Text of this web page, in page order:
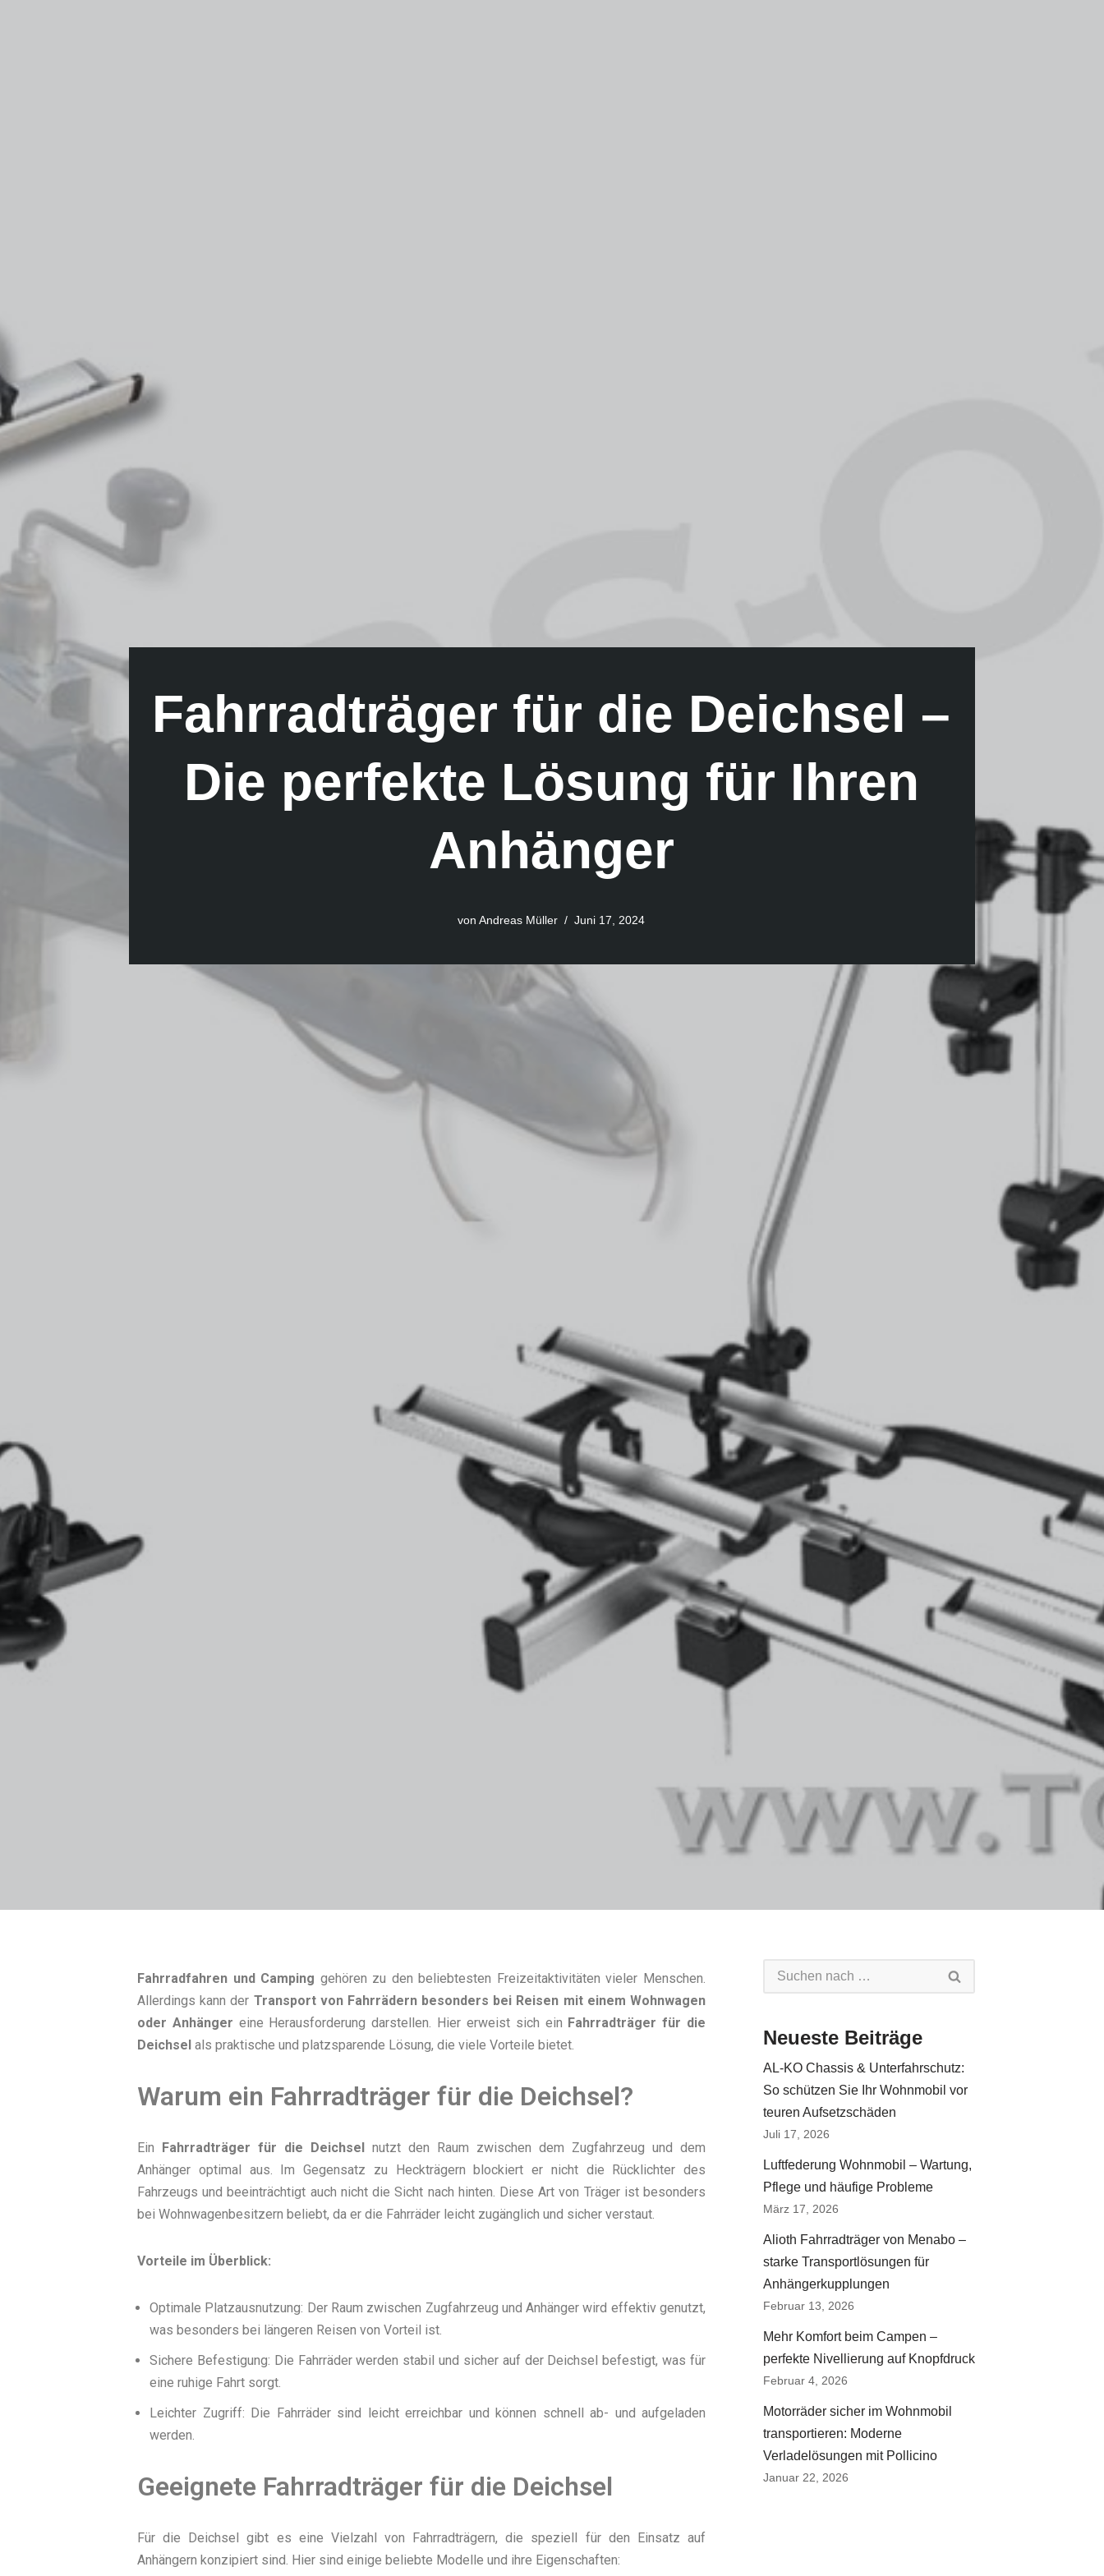
Fahrradträger für die Deichsel –
Die perfekte Lösung für Ihren
Anhänger
von Andreas Müller Juni 17, 2024
Fahrradfahren und Camping gehören zu den beliebtesten Freizeitaktivitäten vieler Menschen.
Allerdings kann der Transport von Fahrrädern besonders bei Reisen mit einem Wohnwagen
oder Anhänger eine Herausforderung darstellen. Hier erweist sich ein Fahrradträger für die
Deichsel als praktische und platzsparende Lösung, die viele Vorteile bietet.
Warum ein Fahrradträger für die Deichsel?
Ein Fahrradträger für die Deichsel nutzt den Raum zwischen dem Zugfahrzeug und dem
Anhänger optimal aus. Im Gegensatz zu Heckträgern blockiert er nicht die Rücklichter des
Fahrzeugs und beeinträchtigt auch nicht die Sicht nach hinten. Diese Art von Träger ist besonders
bei Wohnwagenbesitzern beliebt, da er die Fahrräder leicht zugänglich und sicher verstaut.
Vorteile im Überblick:
Optimale Platzausnutzung: Der Raum zwischen Zugfahrzeug und Anhänger wird effektiv genutzt,
was besonders bei längeren Reisen von Vorteil ist.
Sichere Befestigung: Die Fahrräder werden stabil und sicher auf der Deichsel befestigt, was für
eine ruhige Fahrt sorgt.
Leichter Zugriff: Die Fahrräder sind leicht erreichbar und können schnell ab- und aufgeladen
werden.
Geeignete Fahrradträger für die Deichsel
Für die Deichsel gibt es eine Vielzahl von Fahrradträgern, die speziell für den Einsatz auf
Anhängern konzipiert sind. Hier sind einige beliebte Modelle und ihre Eigenschaften:
Neueste Beiträge
AL-KO Chassis & Unterfahrschutz:
So schützen Sie Ihr Wohnmobil vor
teuren Aufsetzschäden
Juli 17, 2026
Luftfederung Wohnmobil – Wartung,
Pflege und häufige Probleme
März 17, 2026
Alioth Fahrradträger von Menabo –
starke Transportlösungen für
Anhängerkupplungen
Februar 13, 2026
Mehr Komfort beim Campen –
perfekte Nivellierung auf Knopfdruck
Februar 4, 2026
Motorräder sicher im Wohnmobil
transportieren: Moderne
Verladelösungen mit Pollicino
Januar 22, 2026